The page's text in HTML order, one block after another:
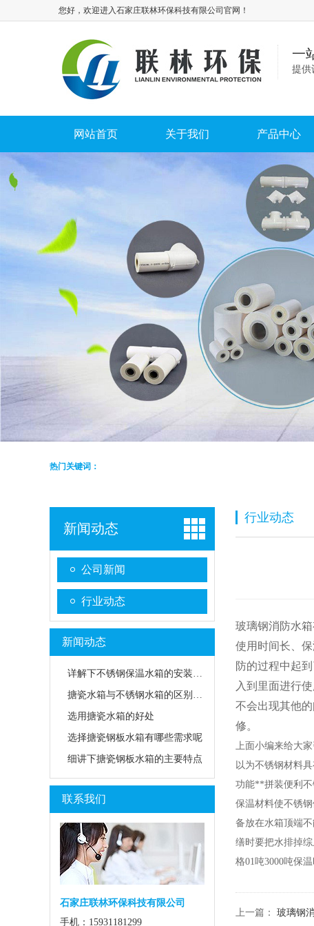
您好，欢迎进入石家庄联林环保科技有限公司官网！
一
提供
网站首页 关于我们 产品中心
热门关键词：
新闻动态
公司新闻
行业动态
新闻动态
详解下不锈钢保温水箱的安装方法
搪瓷水箱与不锈钢水箱的区别是什么？
选用搪瓷水箱的好处
选择搪瓷钢板水箱有哪些需求呢
细讲下搪瓷钢板水箱的主要特点
联系我们
石家庄联林环保科技有限公司
手机：15931181299
行业动态
玻璃钢消防水
使用时间长、
防的过程中起
入到里面进行
不会出现其他
修。
上面小编来给大
以为不锈钢材料
功能**拼装便利不
保温材料使不锈
备放在水箱顶端
缮时要把水排掉
格01吨3000吨保
上一篇： 玻璃钢